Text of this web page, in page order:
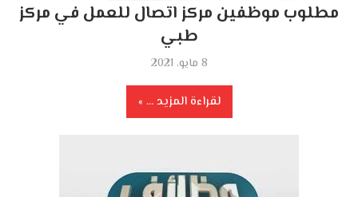
مطلوب موظفين مركز اتصال للعمل في مركز
طبي
8 مايو، 2021
لقراءة المزيد ...